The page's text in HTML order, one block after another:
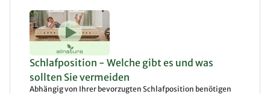
Schlafposition - Welche gibt es und was
sollten Sie vermeiden
Abhängig von Ihrer bevorzugten Schlafposition benötigen